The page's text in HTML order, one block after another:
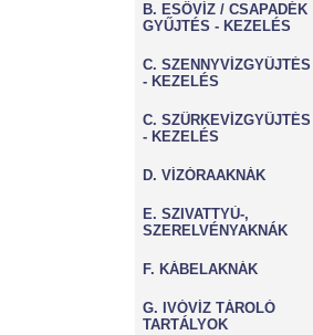
B. ESŐVÍZ / CSAPADÉK
GYŰJTÉS - KEZELÉS
C. SZENNYVÍZGYŰJTÉS
- KEZELÉS
C. SZÜRKEVÍZGYŰJTÉS
- KEZELÉS
D. VÍZÓRAAKNÁK
E. SZIVATTYÚ-,
SZERELVÉNYAKNÁK
F. KÁBELAKNÁK
G. IVÓVÍZ TÁROLÓ
TARTÁLYOK